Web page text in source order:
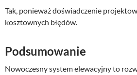
Tak, ponieważ doświadczenie
kosztownych błędów.
Podsumowanie
Nowoczesny system elewacyjny to